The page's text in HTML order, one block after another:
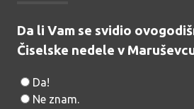
Da li Vam se svidio
Čiselske nedele v
Da!
Ne znam.